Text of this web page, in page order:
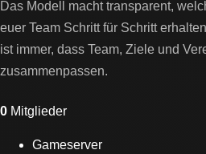
Das Modell macht transparent,
euer Team Schritt für Schritt
ist immer, dass Team, Ziele und
zusammenpassen.
0 Mitglieder
Gameserver